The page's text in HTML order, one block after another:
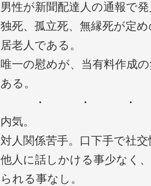
男性が新聞配達人の通報で
独死、孤立死、無縁死が定
居老人である。
唯一の慰めが、当有料作成
ある。
・ ・
内気。
対人関係苦手。口下手で社
他人に話しかける事少なく
られる事なし。